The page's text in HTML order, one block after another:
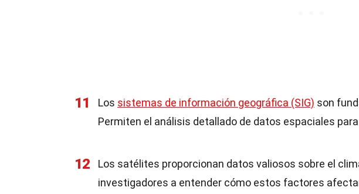
11 Los sistemas de información geográfica (SIG) son
Permiten el análisis detallado de datos espaciales
12
Los satélites proporcionan datos valiosos sobre el
investigadores a entender cómo estos factores